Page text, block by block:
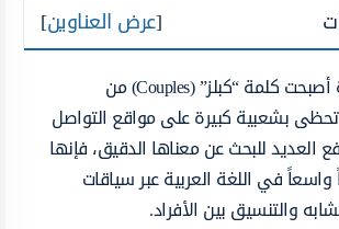
[عرض العناوين]
في الآونة الأخيرة أصبحت كلمة “كبلز” (Couples) من
بشعبية كبيرة على مواقع التواصل
العديد للبحث عن معناها الدقيق، فإنها
في اللغة العربية عبر سياقات
والتنسيق بين الأفراد.